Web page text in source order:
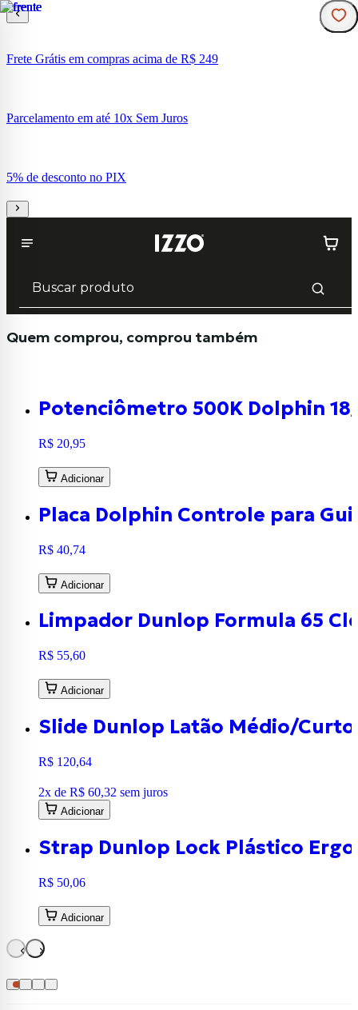
Frete Grátis em compras acima de R$ 249
Parcelamento em até 10x Sem Juros
5% de desconto no PIX
Quem comprou, comprou também
Potenciômetro 500K Dolphin
R$ 20,95
Adicionar
Placa Dolphin Controle para
R$ 40,74
Adicionar
Limpador Dunlop Formula 65
R$ 55,60
Adicionar
Slide Dunlop Latão Médio/Curto
R$ 120,64
2x de R$ 60,32 sem juros
Adicionar
Strap Dunlop Lock Plástico Ergo
R$ 50,06
Adicionar